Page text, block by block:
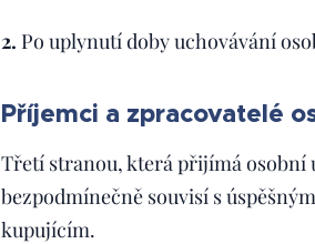
2. Po uplynutí doby uchovávání
Příjemci a zpracovatelé
Třetí stranou, která přijímá osobní
bezpodmínečně souvisí s
kupujícím.